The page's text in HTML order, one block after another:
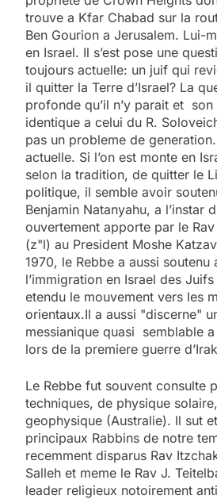
trouve a Kfar Chabad sur la
Ben Gourion a Jerusalem. Lui-
en Israel. Il s’est pose une
toujours actuelle: un juif qui
il quitter la Terre d’Israel? La
profonde qu’il n’y parait et
identique a celui du R.
pas un probleme de
actuelle. Si l’on est monte en
selon la tradition, de quitter le
politique, il semble avoir
Benjamin Natanyahu, a l’instar
ouvertement apporte par le
(z"l) au President Moshe
1970, le Rebbe a aussi soutenu
l’immigration en Israel des Juifs
etendu le mouvement vers les
orientaux.Il a aussi "discerne"
messianique quasi semblable
lors de la premiere guerre
Le Rebbe fut souvent consulte
techniques, de physique
geophysique (Australie). Il sut
principaux Rabbins de notre
recemment disparus Rav
Salleh et meme le Rav J.
leader religieux notoirement